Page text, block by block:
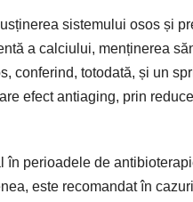
sistemului osos și
a calciului, menținerea
conferind, totodată, și un
efect antiaging, prin
în perioadele de
este recomandat în